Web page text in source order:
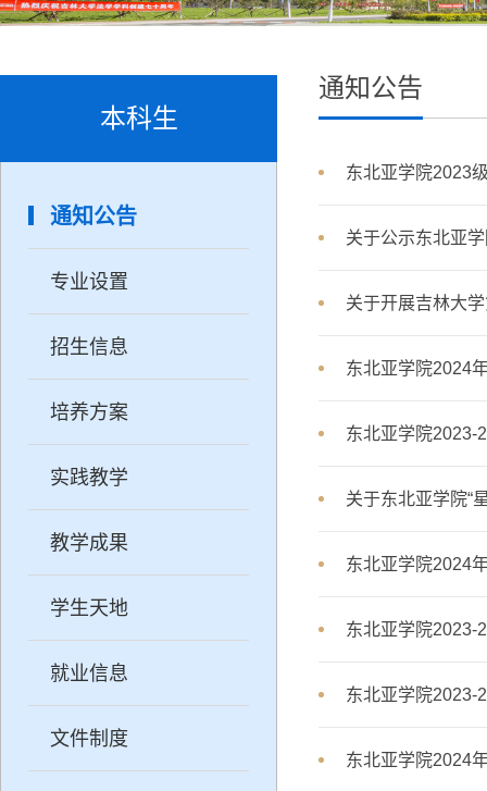
本科生
通知公告
专业设置
招生信息
培养方案
实践教学
教学成果
学生天地
就业信息
文件制度
通知公告
东北亚学院2023
关于公示东北亚
关于开展吉林大
东北亚学院2024
东北亚学院2023-
关于东北亚学院“
东北亚学院2024
东北亚学院2023-
东北亚学院2023-
东北亚学院2024